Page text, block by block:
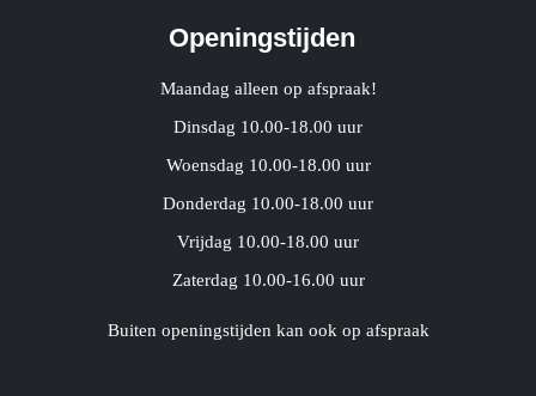
Openingstijden
Maandag alleen op afspraak!
Dinsdag 10.00-18.00 uur
Woensdag 10.00-18.00 uur
Donderdag 10.00-18.00 uur
Vrijdag 10.00-18.00 uur
Zaterdag 10.00-16.00 uur
Buiten openingstijden kan ook op afspraak